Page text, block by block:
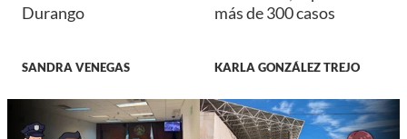
Durango
SANDRA VENEGAS
más de 300 casos
KARLA GONZÁLEZ TREJO